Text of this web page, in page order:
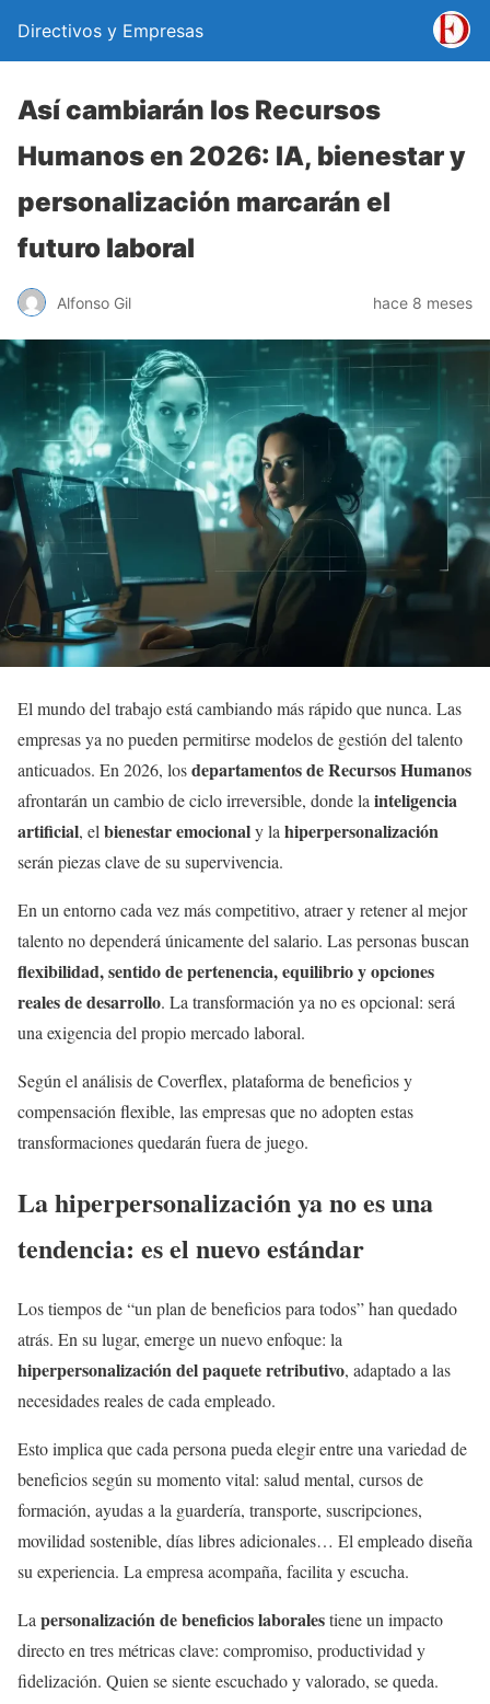
Directivos y Empresas
Así cambiarán los Recursos
Humanos en 2026: IA, bienestar y
personalización marcarán el
futuro laboral
Alfonso Gil hace 8 meses
El mundo del trabajo está cambiando más rápido que nunca. Las
empresas ya no pueden permitirse modelos de gestión del talento
anticuados. En 2026, losdepartamentos de Recursos Humanos
afrontarán un cambio de ciclo irreversible, donde la inteligencia
artificial, el bienestar emocionaly la hiperpersonalización
serán piezas clave de su supervivencia.
En un entorno cada vez más competitivo, atraer y retener al mejor
talento no dependerá únicamente del salario. Las personas buscan
flexibilidad, sentido de pertenencia, equilibrio y opciones
reales de desarrollo. La transformación ya no es opcional: será
una exigencia del propio mercado laboral.
Según el análisis de Coverflex, plataforma de beneficios y
compensación flexible, las empresas que no adopten estas
transformaciones quedarán fuera de juego.
Lahiperpersonalizaciónya no es una
tendencia: es el nuevo estándar
Los tiempos de “un plan de beneficios para todos” han quedado
atrás. En su lugar, emerge un nuevo enfoque: la
hiperpersonalización del paquete retributivo, adaptado a las
necesidades reales de cada empleado.
Esto implica que cada persona pueda elegir entre una variedad de
beneficios según su momento vital: salud mental, cursos de
formación, ayudas a la guardería, transporte, suscripciones,
movilidad sostenible, días libres adicionales… El empleado diseña
su experiencia. La empresa acompaña, facilita y escucha.
La personalización de beneficios laboralestiene un impacto
directo en tres métricas clave: compromiso, productividad y
fidelización. Quien se siente escuchado y valorado, se queda.